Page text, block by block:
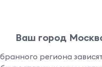
Ваш город
региона